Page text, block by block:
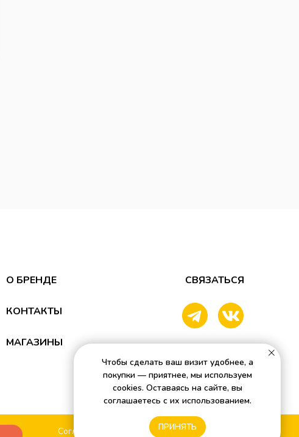
Чтобы сделать ваш визит удобнее, а
покупки — приятнее, мы используем
cookies. Оставаясь на сайте, вы
соглашаетесь с их использованием.
ПРИНЯТЬ
МАГАЗИНЫ
КОНТАКТЫ
СВЯЗАТЬСЯ
О БРЕНДЕ
Согласие на обработку персональных данных